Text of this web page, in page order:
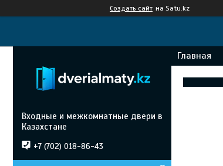
Создать сайт на Satu.kz
Главная
Входные и межкомнатные двери в
Казахстане
+7 (702) 018-86-43